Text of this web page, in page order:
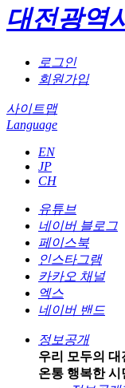
대전광역
로그인
회원가입
사이트맵
Language
EN
JP
CH
유튜브
네이버 블로그
페이스북
인스타그램
카카오 채널
엑스
네이버 밴드
정보공개
우리 모두의 대
온통 행복한 시